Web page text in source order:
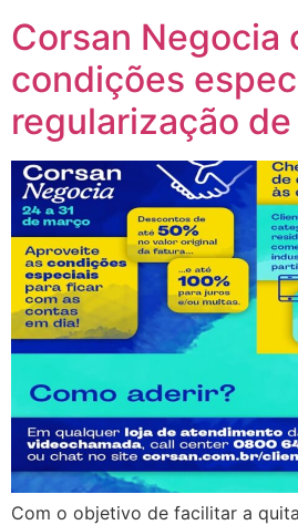
Corsan Negocia
condições
regularização
Com o objetivo de facilitar a